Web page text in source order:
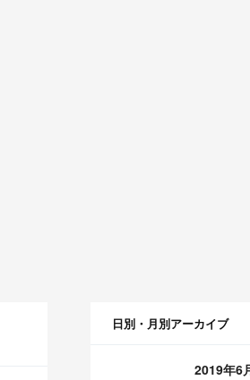
日別・月別アーカイブ
2019年6